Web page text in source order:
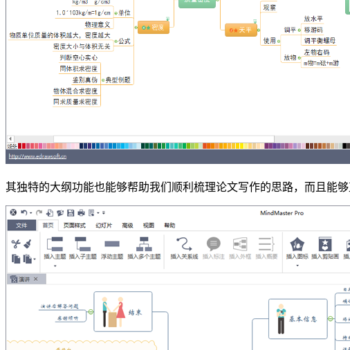
其独特的大纲功能也能够帮助我们顺利梳理论文写作的思路，而且能